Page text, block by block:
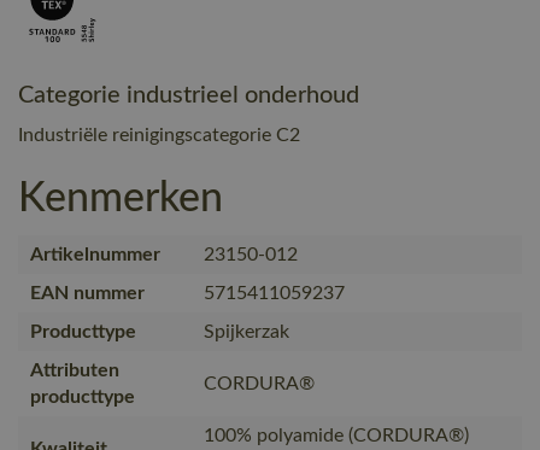
Categorie industrieel onderhoud
Industriële reinigingscategorie C2
Kenmerken
Artikelnummer
23150-012
EAN nummer
5715411059237
Producttype
Spijkerzak
Attributen
producttype
CORDURA®
100% polyamide (CORDURA®)